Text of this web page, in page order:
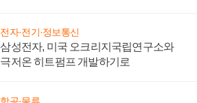
전자·전기·정보통신
삼성전자, 미국 오크리지국립연구소와
극저온 히트펌프 개발하기로